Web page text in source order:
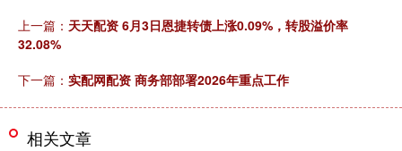
上一篇： 天天配资 6月3日恩捷转债上涨0.09%，转股溢价率
32.08%
下一篇： 实配网配资 商务部部署2026年重点工作
相关文章